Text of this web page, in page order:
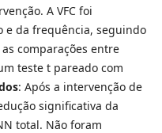
A VFC foi
e da frequência, seguindo
comparações entre
teste t pareado com
: Após a intervenção de
significativa da
total. Não foram